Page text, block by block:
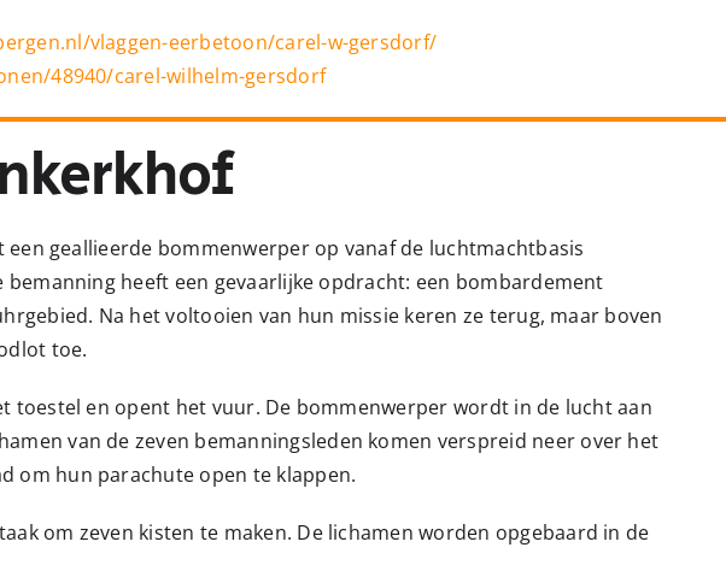
vlaggen-eerbetoon/carel-w-gersdorf/
48940/carel-wilhelm-gersdorf
een geallieerde bommenwerper op vanaf de luchtmachtbasis
heeft een gevaarlijke opdracht: een bombardement
Na het voltooien van hun missie keren ze terug, maar boven
toe.
toestel en opent het vuur. De bommenwerper wordt in de lucht aan
van de zeven bemanningsleden komen verspreid neer over het
om hun parachute open te klappen.
om zeven kisten te maken. De lichamen worden opgebaard in de